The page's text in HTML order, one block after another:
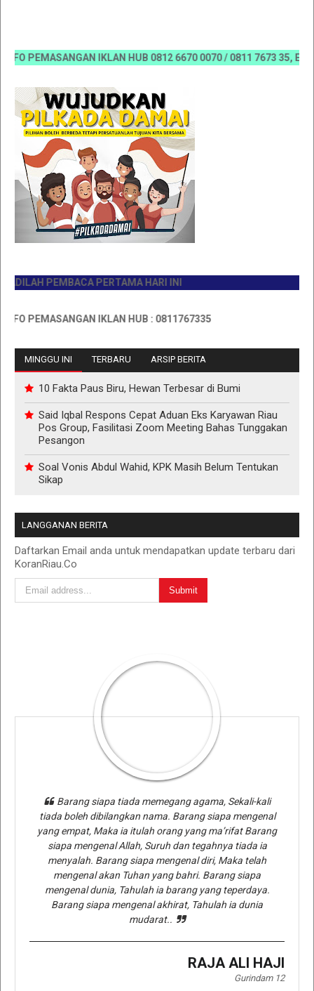
PEMASANGAN IKLAN HUB 0812 6670 0070 / 0811 7673 35,
PEMBACA PERTAMA HARI INI
PEMASANGAN IKLAN HUB : 0811767335
MINGGU INI TERBARU ARSIP BERITA
10 Fakta Paus Biru, Hewan Terbesar di Bumi
Said Iqbal Respons Cepat Aduan Eks Karyawan Riau
Pos Group, Fasilitasi Zoom Meeting Bahas Tunggakan
Pesangon
Soal Vonis Abdul Wahid, KPK Masih Belum Tentukan
Sikap
LANGGANAN BERITA
Daftarkan Email anda untuk mendapatkan update terbaru dari
KoranRiau.Co
Barang siapa tiada memegang agama, Sekali-kali
tiada boleh dibilangkan nama. Barang siapa mengenal
yang empat, Maka ia itulah orang yang ma’rifat Barang
siapa mengenal Allah, Suruh dan tegahnya tiada ia
menyalah. Barang siapa mengenal diri, Maka telah
mengenal akan Tuhan yang bahri. Barang siapa
mengenal dunia, Tahulah ia barang yang teperdaya.
Barang siapa mengenal akhirat, Tahulah ia dunia
mudarat..
RAJA ALI HAJI
Gurindam 12